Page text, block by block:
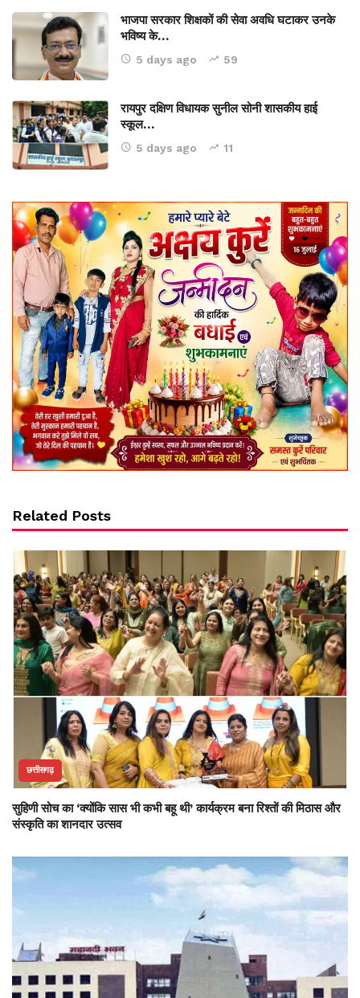
भाजपा सरकार शिक्षकों की सेवा अवधि घटाकर उनके
भविष्य के…
5 days ago 59
रायपुर दक्षिण विधायक सुनील सोनी शासकीय हाई
स्कूल…
5 days ago 11
Related Posts
छत्तीसगढ़
सुहिणी सोच का ‘क्योंकि सास भी कभी बहू थी’ कार्यक्रम बना रिश्तों की मिठास और
संस्कृति का शानदार उत्सव